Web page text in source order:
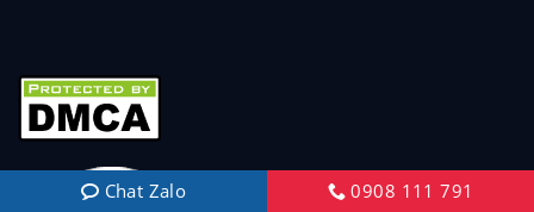
Chat Zalo 0908 111 791